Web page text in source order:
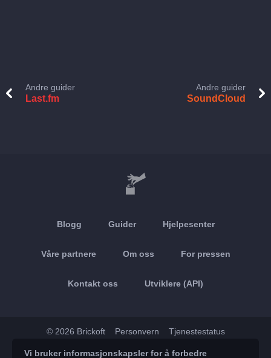
Andre guider
Last.fm
Andre guider
SoundCloud
Blogg Guider Hjelpesenter
Våre partnere Om oss For pressen
Kontakt oss Utviklere (API)
© 2026 Brickoft Personvern Tjenestestatus
Vi bruker informasjonskapsler for å forbedre